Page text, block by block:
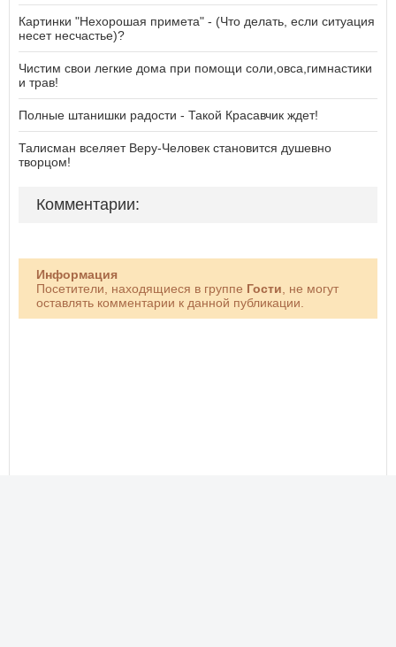
Картинки "Нехорошая примета" - (Что делать, если ситуация
несет несчастье)?
Чистим свои легкие дома при помощи соли,овса,гимнастики
и трав!
Полные штанишки радости - Такой Красавчик ждет!
Талисман вселяет Веру-Человек становится душевно
творцом!
Комментарии:
Информация
Посетители, находящиеся в группе Гости , не могут
оставлять комментарии к данной публикации.